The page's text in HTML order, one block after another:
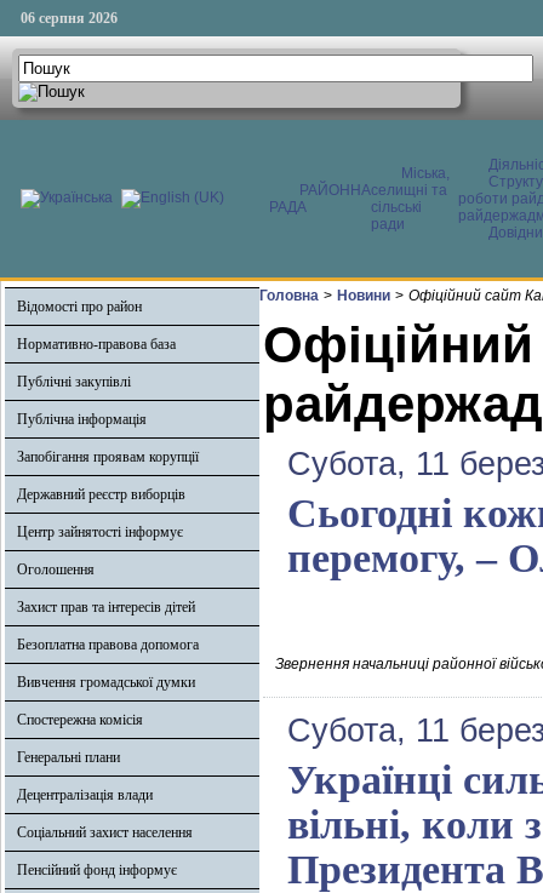
06 серпня 2026
РАЙОННА
РАДА
Міська,
селищні та
сільські
ради
роботи
Відомості про район
Нормативно-правова база
Публічні закупівлі
Публічна інформація
Запобігання проявам корупції
Державний реєстр виборців
Центр зайнятості інформує
Оголошення
Захист прав та інтересів дітей
Безоплатна правова допомога
Вивчення громадської думки
Спостережна комісія
Генеральні плани
Децентралізація влади
Соціальний захист населення
Пенсійний фонд інформує
Головна > Новини > Офіційний сайт
Субота, 11
Сьогодні
перемогу, –
Звернення начальниці районної
Субота, 11
Українці
вільні, коли
Президента